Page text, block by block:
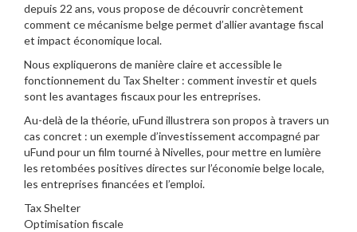
depuis 22 ans, vous propose de découvrir concrètement
comment ce mécanisme belge permet d’allier avantage fiscal
et impact économique local.
Nous expliquerons de manière claire et accessible le
fonctionnement du Tax Shelter : comment investir et quels
sont les avantages fiscaux pour les entreprises.
Au-delà de la théorie, uFund illustrera son propos à travers un
cas concret : un exemple d’investissement accompagné par
uFund pour un film tourné à Nivelles, pour mettre en lumière
les retombées positives directes sur l’économie belge locale,
les entreprises financées et l’emploi.
Tax Shelter
Optimisation fiscale